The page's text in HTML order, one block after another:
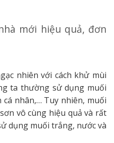
mới hiệu quả, đơn
nhiên với cách khử mùi
ta thường sử dụng muối
nhân,… Tuy nhiên, muối
vô cùng hiệu quả và rất
dụng muối trắng, nước và